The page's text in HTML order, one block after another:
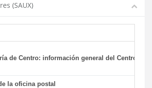
(SAUX)
de Centro: información general del Centro y
la oficina postal